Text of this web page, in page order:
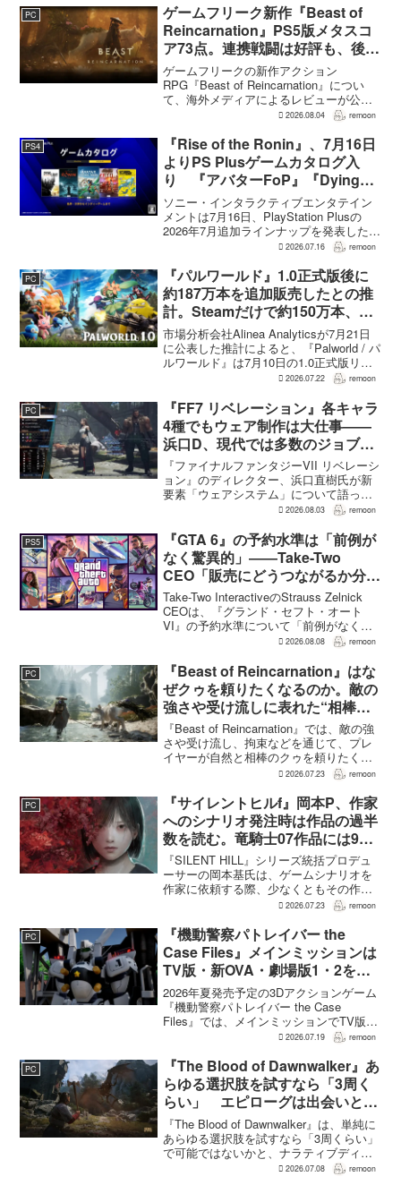
果だと説明。そのうえで、同社らし...
PC
ゲームフリーク新作『Beast of
Reincarnation』PS5版メタスコ
ア73点。連携戦闘は好評も、後半
の“ボス再戦続き”には不満
ゲームフリークの新作アクション
RPG『Beast of Reincarnation』につい
て、海外メディアによるレビューが公開
された。PS5版のメタスコアは73。採点
否両論で、不評に分類されたレビュ...
2026.08.04 remoon
PS4
『Rise of the Ronin』、7月16日
よりPS Plusゲームカタログ入
り 『アバターFoP』『Dying
Light』なども順次配信
ソニー・インタラクティブエンタテイン
メントは7月16日、PlayStation Plusの
2026年7月追加ラインナップを発表した。
幕末の日本を舞台とするTeam NINJAのオ
the Ron...
2026.07.16 remoon
PC
『パルワールド』1.0正式版後に
約187万本を追加販売したとの推
計。Steamだけで約150万本、累
計3050万本規模
市場分析会社Alinea Analyticsが7月21日
に公表した推計によると、『Palworld / パ
ルワールド』は7月10日の1.0正式版リリ
ース後、Steamで約150万本、PS5で約30
各プ...
2026.07.22 remoon
PC
『FF7 リベレーション』各キャラ
4種でもウェア制作は大仕事――
浜口D、現代では多数のジョブを
1作に盛り込むのは極めて困難と
説明
『ファイナルファンタジーVII リベレーシ
ョン』のディレクター、浜口直樹氏が新
要素「ウェアシステム」について語っ
た。本作では8人のパーティキャラクター
が、キャラクター数が多いため、作業量
はかなりのものにな...
2026.08.03 remoon
PS5
『GTA 6』の予約水準は「前例が
なく驚異的」――Take-Two
CEO「販売にどうつながるか分か
らない」
Take-Two InteractiveのStrauss Zelnick
CEOは、『グランド・セフト・オート
VI』の予約水準について「前例がなく驚
異的」と評価した。その一方で、あまり
売へどうつながるの...
2026.08.08 remoon
PC
『Beast of Reincarnation』はな
ぜクゥを頼りたくなるのか。敵の
強さや受け流しに表れた“相棒と
の共闘”設計
『Beast of Reincarnation』では、敵の強
さや受け流し、拘束などを通じて、プレ
イヤーが自然と相棒のクゥを頼りたくな
る戦闘が設計されている。そうした設計
ナリオライターを務めるゲームフリー
ク...
2026.07.23 remoon
PC
『サイレントヒルf』岡本P、作家
へのシナリオ発注時は作品の過半
数を読む。竜騎士07作品には9割
以上目を通す
『SILENT HILL』シリーズ統括プロデュ
ーサーの岡本基氏は、ゲームシナリオを
作家に依頼する際、少なくともその作家
の作品の過半数に目を通すという。作家
たうえで物語を任せるためだ。電ファミ
ニコゲーマーが...
2026.07.23 remoon
PC
『機動警察パトレイバー the
Case Files』メインミッションは
TV版・新OVA・劇場版1・2をカ
バー。零式とヘルハウンドを動か
すため“アナザーサイドミッショ
ン”を実装
2026年夏発売予定の3Dアクションゲーム
『機動警察パトレイバー the Case
Files』では、メインミッションでTV版、
新OVA、劇場版第1作・第2作の範囲をカ
ーを務めるグッドスマイルカンパニー
の...
2026.07.19 remoon
PC
『The Blood of Dawnwalker』あ
らゆる選択肢を試すなら「3周く
らい」 エピローグは出会いと選
択で変化
『The Blood of Dawnwalker』は、単純に
あらゆる選択肢を試すなら「3周くらい」
で可能ではないかと、ナラティブディレ
クターのJakub Szamałek氏がファミ
2026.07.08 remoon